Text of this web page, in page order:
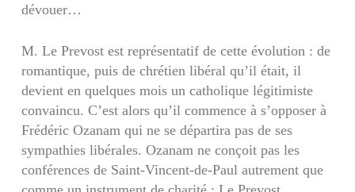
dévouer…
M. Le Prevost est représentatif de cette évolution : de
romantique, puis de chrétien libéral qu’il était, il
devient en quelques mois un catholique légitimiste
convaincu. C’est alors qu’il commence à s’opposer à
Frédéric Ozanam qui ne se départira pas de ses
sympathies libérales. Ozanam ne conçoit pas les
conférences de Saint-Vincent-de-Paul autrement que